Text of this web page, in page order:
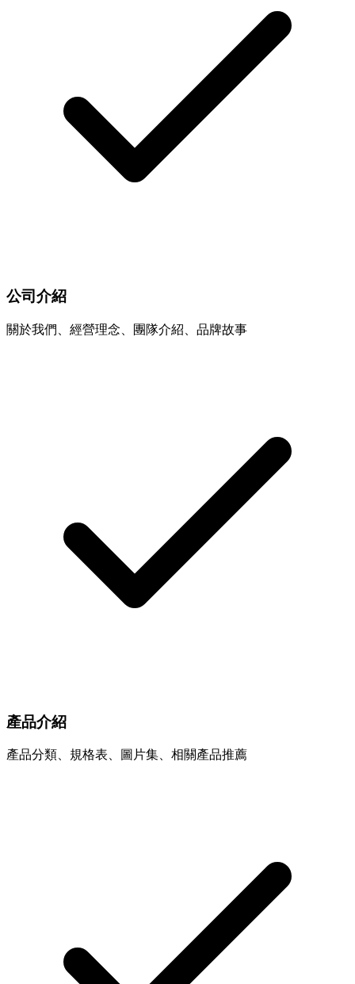
公司介紹
關於我們、經營理念、團隊介紹、品牌故事
產品介紹
產品分類、規格表、圖片集、相關產品推薦